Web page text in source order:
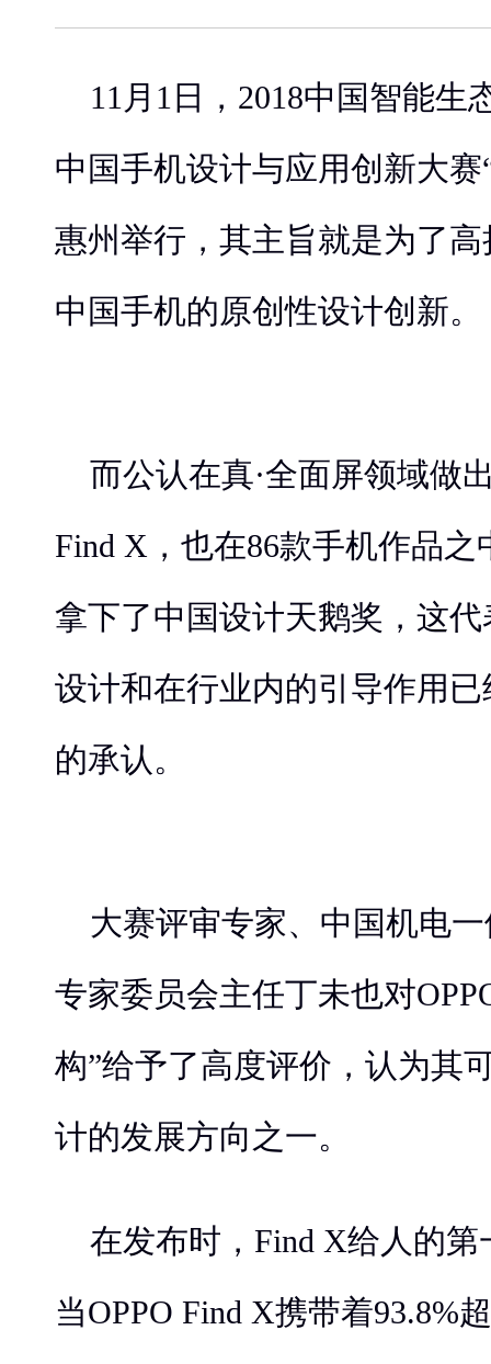
11月1日，2018中国智能生
中国手机设计与应用创新大赛
惠州举行，其主旨就是为了
中国手机的原创性设计创新。
而公认在真·全面屏领域做
Find X，也在86款手机作品
拿下了中国设计天鹅奖，这
设计和在行业内的引导作用
的承认。
大赛评审专家、中国机电
专家委员会主任丁未也对
构”给予了高度评价，认为其
计的发展方向之一。
在发布时，Find X给人的
当OPPO Find X携带着93.8%